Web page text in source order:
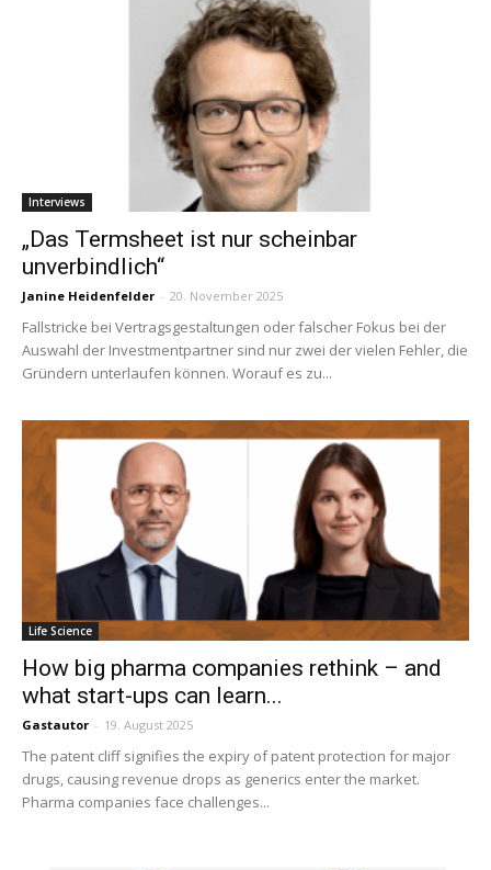
Interviews
„Das Termsheet ist nur scheinbar
unverbindlich“
Janine Heidenfelder - 20. November 2025
Fallstricke bei Vertragsgestaltungen oder falscher Fokus bei der
Auswahl der Investmentpartner sind nur zwei der vielen Fehler, die
Gründern unterlaufen können. Worauf es zu...
Life Science
How big pharma companies rethink – and
what start-ups can learn...
Gastautor - 19. August 2025
The patent cliff signifies the expiry of patent protection for major
drugs, causing revenue drops as generics enter the market.
Pharma companies face challenges...